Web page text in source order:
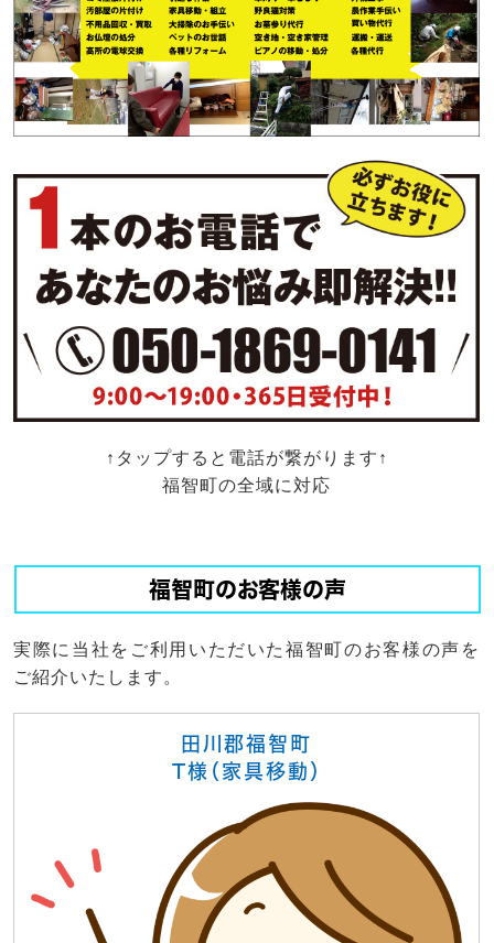
↑タップすると電話が繋がります↑
福智町の全域に対応
福智町のお客様の声
実際に当社をご利用いただいた福智町のお客様の声を
ご紹介いたします。
田川郡福智町
T様（家具移動）